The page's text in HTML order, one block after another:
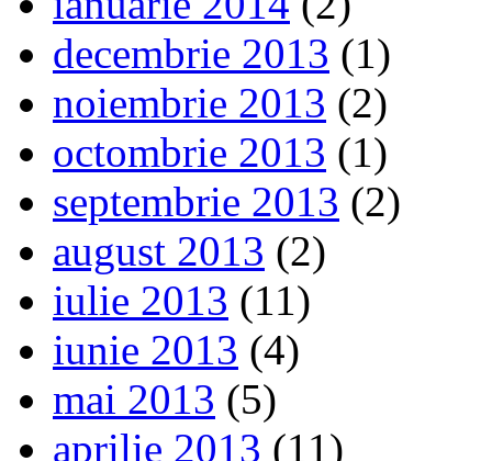
decembrie 2013 (1)
noiembrie 2013 (2)
octombrie 2013 (1)
septembrie 2013 (2)
august 2013 (2)
iulie 2013 (11)
iunie 2013 (4)
mai 2013 (5)
aprilie 2013 (11)